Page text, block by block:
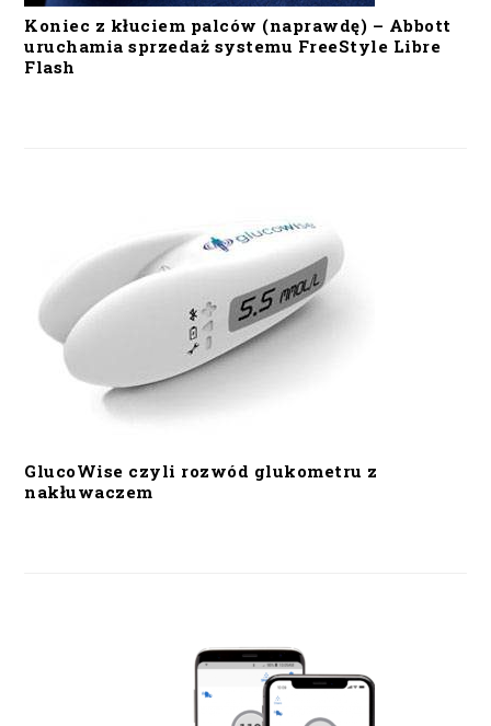
Koniec z kłuciem palców (naprawdę) – Abbott
uruchamia sprzedaż systemu FreeStyle Libre
Flash
GlucoWise czyli rozwód glukometru z
nakłuwaczem